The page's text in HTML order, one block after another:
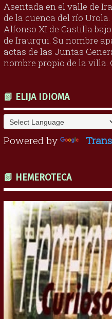
Asentada en el valle de
de la cuenca del río
Alfonso XI de Castilla
de Iraurgui. Su nombre
actas de las Juntas
nombre propio de la
📗 ELIJA IDIOMA
Powered by
📗 HEMEROTECA